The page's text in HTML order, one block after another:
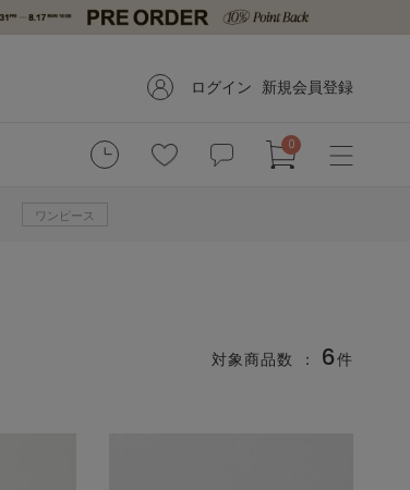
ログイン 新規会員登録
0
ワンピース
対象商品数 ： 6件